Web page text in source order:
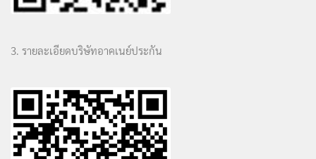
3. รายละเอียดบริษัทอาคเนย์ประกัน